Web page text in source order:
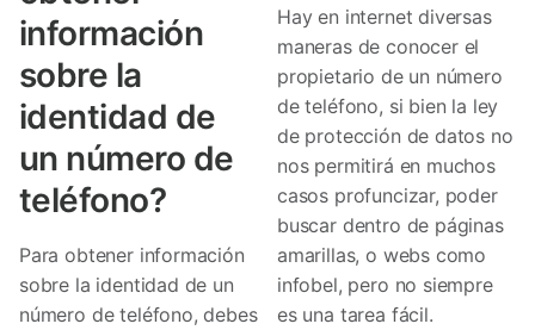
información
sobre la
identidad de
un número de
teléfono?
Para obtener información
sobre la identidad de un
número de teléfono, debes
Hay en internet diversas
maneras de conocer el
propietario de un número
de teléfono, si bien la ley
de protección de datos no
nos permitirá en muchos
casos profuncizar, poder
buscar dentro de páginas
amarillas, o webs como
infobel, pero no siempre
es una tarea fácil.